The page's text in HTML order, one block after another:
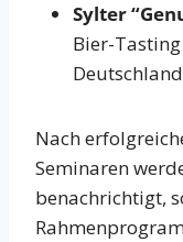
Sylter
Bier-
Nach
Seminaren
benachrichtigt,